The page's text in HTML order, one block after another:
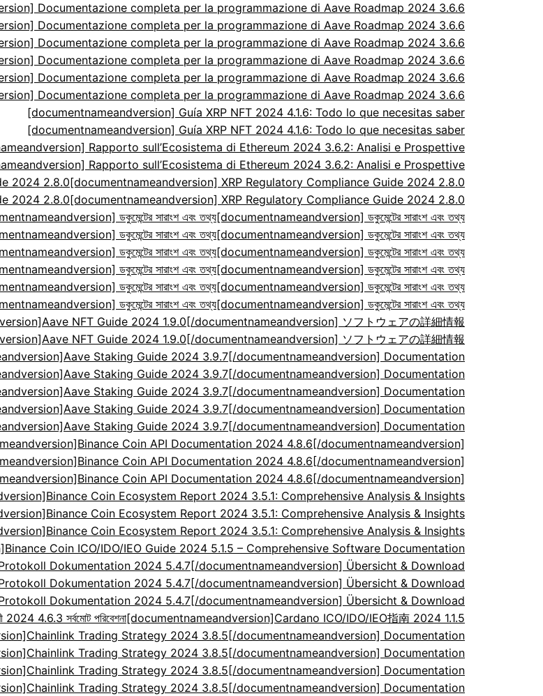
Documentazione completa per la programmazione di Aave Roadmap 2024 3.6.6
Documentazione completa per la programmazione di Aave Roadmap 2024 3.6.6
Documentazione completa per la programmazione di Aave Roadmap 2024 3.6.6
Documentazione completa per la programmazione di Aave Roadmap 2024 3.6.6
Documentazione completa per la programmazione di Aave Roadmap 2024 3.6.6
Documentazione completa per la programmazione di Aave Roadmap 2024 3.6.6
[documentnameandversion] Guía XRP NFT 2024 4.1.6: Todo lo que necesitas saber
[documentnameandversion] Guía XRP NFT 2024 4.1.6: Todo lo que necesitas saber
Rapporto sull’Ecosistema di Ethereum 2024 3.6.2: Analisi e Prospettive
Rapporto sull’Ecosistema di Ethereum 2024 3.6.2: Analisi e Prospettive
2024 2.8.0[documentnameandversion] XRP Regulatory Compliance Guide 2024 2.8.0
2024 2.8.0[documentnameandversion] XRP Regulatory Compliance Guide 2024 2.8.0
ডকুমেন্টের সারাংশ এবং তথ্য[documentnameandversion] ডকুমেন্টের সারাংশ এবং তথ্য
ডকুমেন্টের সারাংশ এবং তথ্য[documentnameandversion] ডকুমেন্টের সারাংশ এবং তথ্য
ডকুমেন্টের সারাংশ এবং তথ্য[documentnameandversion] ডকুমেন্টের সারাংশ এবং তথ্য
ডকুমেন্টের সারাংশ এবং তথ্য[documentnameandversion] ডকুমেন্টের সারাংশ এবং তথ্য
ডকুমেন্টের সারাংশ এবং তথ্য[documentnameandversion] ডকুমেন্টের সারাংশ এবং তথ্য
ডকুমেন্টের সারাংশ এবং তথ্য[documentnameandversion] ডকুমেন্টের সারাংশ এবং তথ্য
NFT Guide 2024 1.9.0[/documentnameandversion] ソフトウェアの詳細情報
NFT Guide 2024 1.9.0[/documentnameandversion] ソフトウェアの詳細情報
Staking Guide 2024 3.9.7[/documentnameandversion] Documentation
Staking Guide 2024 3.9.7[/documentnameandversion] Documentation
Staking Guide 2024 3.9.7[/documentnameandversion] Documentation
Staking Guide 2024 3.9.7[/documentnameandversion] Documentation
Staking Guide 2024 3.9.7[/documentnameandversion] Documentation
Coin API Documentation 2024 4.8.6[/documentnameandversion]
Coin API Documentation 2024 4.8.6[/documentnameandversion]
Coin API Documentation 2024 4.8.6[/documentnameandversion]
Coin Ecosystem Report 2024 3.5.1: Comprehensive Analysis & Insights
Coin Ecosystem Report 2024 3.5.1: Comprehensive Analysis & Insights
Coin Ecosystem Report 2024 3.5.1: Comprehensive Analysis & Insights
Coin ICO/IDO/IEO Guide 2024 5.1.5 – Comprehensive Software Documentation
Dokumentation 2024 5.4.7[/documentnameandversion] Übersicht & Download
Dokumentation 2024 5.4.7[/documentnameandversion] Übersicht & Download
Dokumentation 2024 5.4.7[/documentnameandversion] Übersicht & Download
4.6.3 সর্বমোট পরিবেশনা[documentnameandversion]Cardano ICO/IDO/IEO指南 2024 1.1.5
Trading Strategy 2024 3.8.5[/documentnameandversion] Documentation
Trading Strategy 2024 3.8.5[/documentnameandversion] Documentation
Trading Strategy 2024 3.8.5[/documentnameandversion] Documentation
Trading Strategy 2024 3.8.5[/documentnameandversion] Documentation